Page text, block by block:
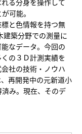
可能。
と色情報を持つ無
建築分野での測量に
なデータ。今回の
の３Ｄ計測実績を
社の技術・ノウハ
再開発中の元新道小
み。現在、そのデ